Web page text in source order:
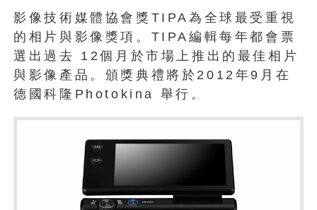
影像技術媒體協會獎TIPA為全球最受重視
的相片與影像獎項。TIPA編輯每年都會票
選出過去 12個月於市場上推出的最佳相片
與影像產品。頒獎典禮將於2012年9月在
德國科隆Photokina 舉行。